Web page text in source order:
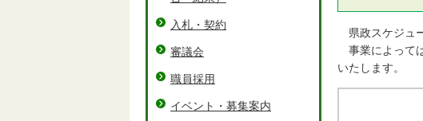
県政スケジュ
事業によって
いたします。
入札・契約
審議会
職員採用
イベント・募集案内